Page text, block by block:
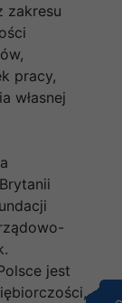
zakresu
pracy,
własnej
jest